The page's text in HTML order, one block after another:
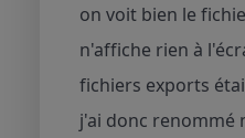
on voit bien le
n'affiche rien à
fichiers exports
j'ai donc renommé